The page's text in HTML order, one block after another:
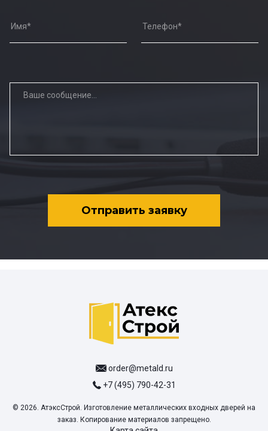
Отправить заявку
order@metald.ru
+7 (495) 790-42-31
© 2026. АтэксСтрой. Изготовление металлических входных дверей на
заказ. Копирование материалов запрещено.